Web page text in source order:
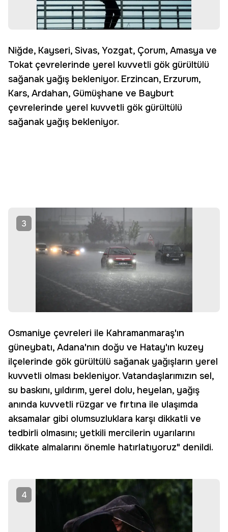
Niğde, Kayseri, Sivas, Yozgat, Çorum, Amasya ve
Tokat çevrelerinde yerel kuvvetli gök gürültülü
sağanak yağış bekleniyor. Erzincan, Erzurum,
Kars, Ardahan, Gümüşhane ve Bayburt
çevrelerinde yerel kuvvetli gök gürültülü
sağanak yağış bekleniyor.
3
Osmaniye çevreleri ile Kahramanmaraş'ın
güneybatı, Adana'nın doğu ve Hatay'ın kuzey
ilçelerinde gök gürültülü sağanak yağışların yerel
kuvvetli olması bekleniyor. Vatandaşlarımızın sel,
su baskını, yıldırım, yerel dolu, heyelan, yağış
anında kuvvetli rüzgar ve fırtına ile ulaşımda
aksamalar gibi olumsuzluklara karşı dikkatli ve
tedbirli olmasını; yetkili mercilerin uyarılarını
dikkate almalarını önemle hatırlatıyoruz" denildi.
4